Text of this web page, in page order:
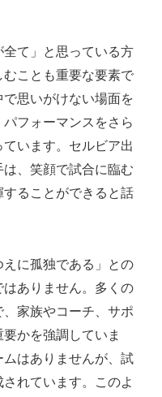
て」と思っている方
ことも重要な要素で
思いがけない場面を
フォーマンスをさら
います。セルビア出
、笑顔で試合に臨む
ることができると話
に孤独である」との
ありません。多くの
家族やコーチ、サポ
かを強調していま
はありませんが、試
れています。このよ